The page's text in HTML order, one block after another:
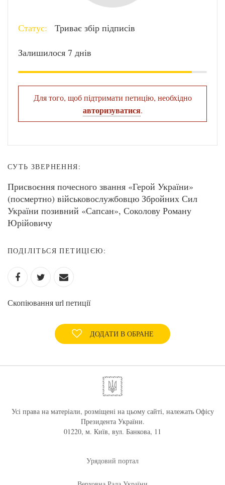
Статус: Триває збір підписів
Залишилося 7 днів
Для того, щоб підтримати петицію, необхідно
авторизуватися.
СУТЬ ЗВЕРНЕННЯ:
Присвоєння почесного звання «Герой України»
(посмертно) військовослужбовцю Збройних Сил
України позивний «Сапсан», Соколову Роману
Юрійовичу
ПОДІЛІТЬСЯ ПЕТИЦІЄЮ:
Скопіювання url петиції
ДОДАТИ В ОБРАНЕ
Усі права на матеріали, розміщені на цьому сайті, належать Офісу
Президента України.
01220, м. Київ, вул. Банкова, 11
Урядовий портал